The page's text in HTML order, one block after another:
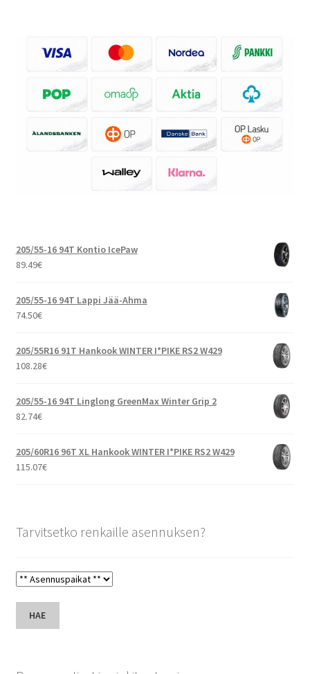
205/55-16 94T Kontio IcePaw
89.49€
205/55-16 94T Lappi Jää-Ahma
74.50€
205/55R16 91T Hankook WINTER I*PIKE RS2 W429
108.28€
205/55-16 94T Linglong GreenMax Winter Grip 2
82.74€
205/60R16 96T XL Hankook WINTER I*PIKE RS2 W429
115.07€
Tarvitsetko renkaille asennuksen?
HAE